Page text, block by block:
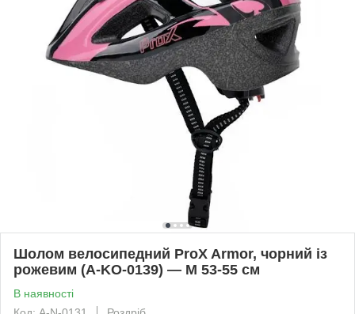
Шолом велосипедний ProX Armor, чорний із
рожевим (A-KO-0139) — M 53-55 см
В наявності